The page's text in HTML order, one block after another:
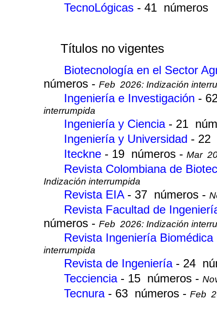
TecnoLógicas - 41 números
Títulos no vigentes
Biotecnología en el Sector
números - Feb 2026: Indización
Ingeniería e Investigación -
interrumpida
Ingeniería y Ciencia - 21
Ingeniería y Universidad - 22
Iteckne - 19 números - Mar
Revista Colombiana de
Indización interrumpida
Revista EIA - 37 números -
Revista Facultad de
números - Feb 2026: Indización
Revista Ingeniería Biomédica
interrumpida
Revista de Ingeniería - 24
Tecciencia - 15 números -
Tecnura - 63 números - Feb